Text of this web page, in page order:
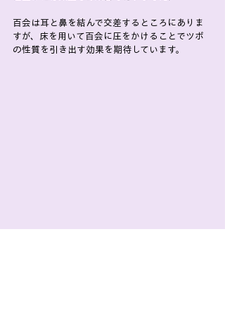
百会は耳と鼻を結んで交差するところにありま
すが、床を用いて百会に圧をかけることでツボ
の性質を引き出す効果を期待しています。